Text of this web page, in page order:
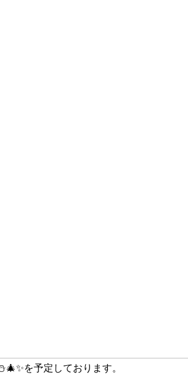
を予定しております。